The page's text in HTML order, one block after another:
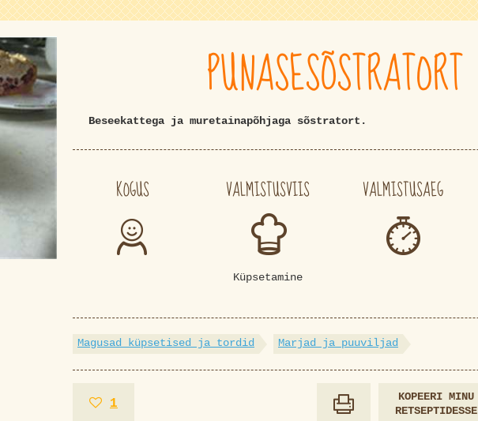
PUNASESÕSTRATORT
Beseekattega ja muretainapõhjaga sõstratort.
KOGUS VALMISTUSVIIS
Küpsetamine
VALMISTUSAEG
Magusad küpsetised ja tordid Marjad ja puuviljad
1
KOPEERI MINU
RETSEPTIDESSE